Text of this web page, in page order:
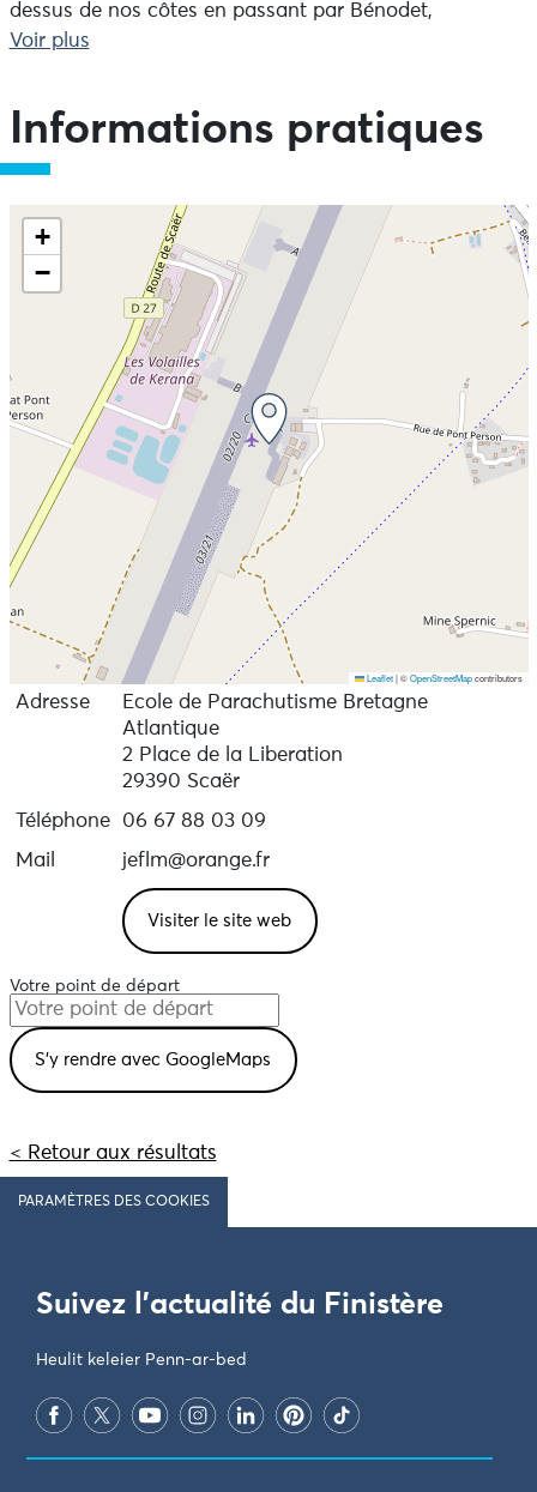
dessus de nos côtes en passant par Bénodet,
Fouesnant, Concarneau et Pont-aven et voilà l'avion à
égal ou inférieur à 90 kg.
Voir plus
Informations pratiques
+
−
Leaflet |©OpenStreetMapcontributors
Adresse
Ecole de Parachutisme Bretagne
Atlantique
2 Place de la Liberation
29390 Scaër
Téléphone
06 67 88 03 09
Mail
jeflm@orange.fr
Visiter le site web
Votre point de départ
< Retour aux résultats
PARAMÈTRES DES COOKIES
Suivez l'actualité du Finistère
Heulit keleier Penn-ar-bed